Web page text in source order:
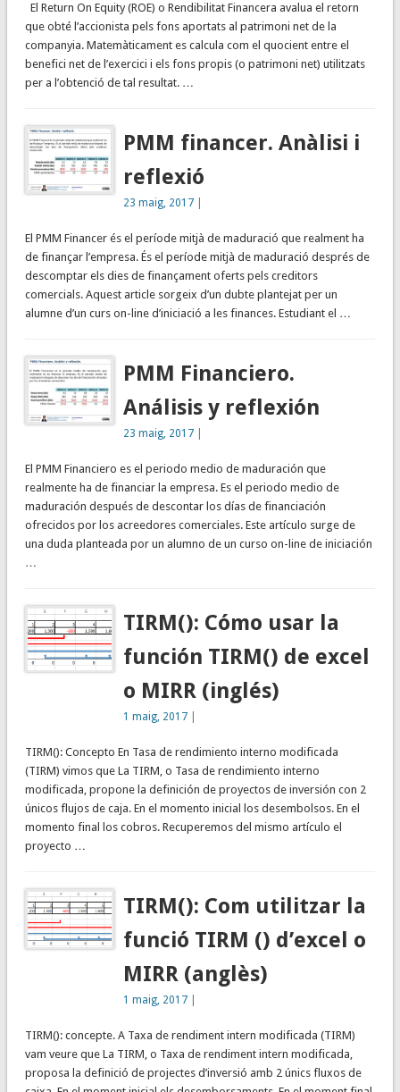
El Return On Equity (ROE) o Rendibilitat Financera avalua el retorn
que obté l’accionista pels fons aportats al patrimoni net de la
companyia. Matemàticament es calcula com el quocient entre el
benefici net de l’exercici i els fons propis (o patrimoni net) utilitzats
per a l’obtenció de tal resultat. …
PMM financer. Anàlisi i
reflexió
23 maig, 2017
El PMM Financer és el període mitjà de maduració que realment ha
de finançar l’empresa. És el període mitjà de maduració després de
descomptar els dies de finançament oferts pels creditors
comercials. Aquest article sorgeix d’un dubte plantejat per un
alumne d’un curs on-line d’iniciació a les finances. Estudiant el …
PMM Financiero.
Análisis y reflexión
23 maig, 2017
El PMM Financiero es el periodo medio de maduración que
realmente ha de financiar la empresa. Es el periodo medio de
maduración después de descontar los días de financiación
ofrecidos por los acreedores comerciales. Este artículo surge de
una duda planteada por un alumno de un curso on-line de iniciación
…
TIRM(): Cómo usar la
función TIRM() de excel
o MIRR (inglés)
1 maig, 2017
TIRM(): Concepto En Tasa de rendimiento interno modificada
(TIRM) vimos que La TIRM, o Tasa de rendimiento interno
modificada, propone la definición de proyectos de inversión con 2
únicos flujos de caja. En el momento inicial los desembolsos. En el
momento final los cobros. Recuperemos del mismo artículo el
proyecto …
TIRM(): Com utilitzar la
funció TIRM () d’excel o
MIRR (anglès)
1 maig, 2017
TIRM(): concepte. A Taxa de rendiment intern modificada (TIRM)
vam veure que La TIRM, o Taxa de rendiment intern modificada,
proposa la definició de projectes d’inversió amb 2 únics fluxos de